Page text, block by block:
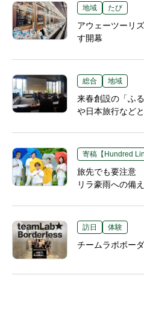
地域 たび
アウェーツーリ
す開幕
総合 地域
来春創設の「ふ
や日本旅行など
寄稿【Hundred
旅先でも要注意
リラ豪雨への備え
訪日 体験
チームラボボー